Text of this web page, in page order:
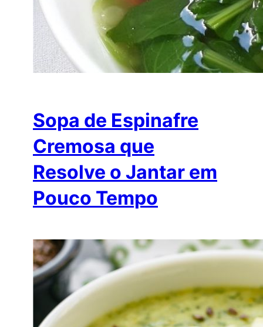
Sopa de Espinafre
Cremosa que
Resolve o Jantar em
Pouco Tempo